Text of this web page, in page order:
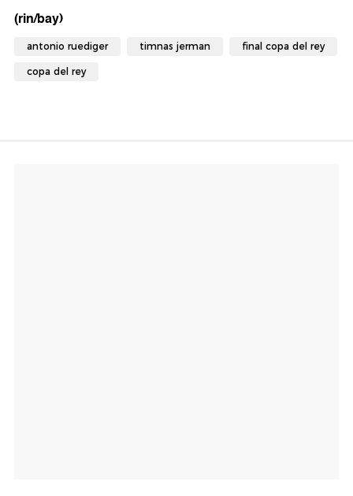
(rin/bay)
antonio ruediger timnas jerman final copa del rey
copa del rey